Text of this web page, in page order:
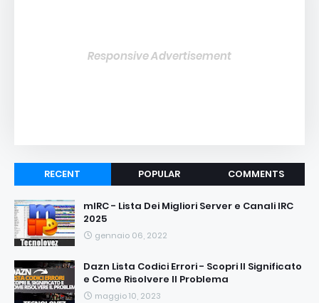
Responsive Advertisement
RECENT POPULAR COMMENTS
mIRC - Lista Dei Migliori Server e Canali IRC
2025
gennaio 06, 2022
Dazn Lista Codici Errori - Scopri Il Significato
e Come Risolvere Il Problema
maggio 10, 2023